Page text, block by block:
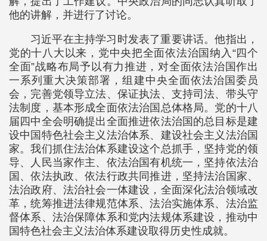
他的讲解，并进行了讨论。
习近平在主持学习时发表了重要讲话。他指出，
党的十八大以来，党中央把全面依法治国纳入“四个
全面”战略布局予以有力推进，对全面依法治国作出
一系列重大决策部署，组建中央全面依法治国委员
会，完善党领导立法、保证执法、支持司法、带头守
法制度，基本形成全面依法治国总体格局。党的十八
届四中全会明确提出全面推进依法治国的总目标是建
设中国特色社会主义法治体系、建设社会主义法治国
家。我们抓住法治体系建设这个总抓手，坚持党的领
导、人民当家作主、依法治国有机统一，坚持依法治
国、依法执政、依法行政共同推进，坚持法治国家、
法治政府、法治社会一体建设，全面深化法治领域改
革，统筹推进法律规范体系、法治实施体系、法治监
督体系、法治保障体系和党内法规体系建设，推动中
国特色社会主义法治体系建设取得历史性成就。